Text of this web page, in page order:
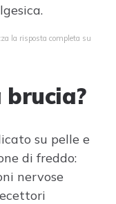
la risposta completa su
brucia?
su pelle e
di freddo:
nervose